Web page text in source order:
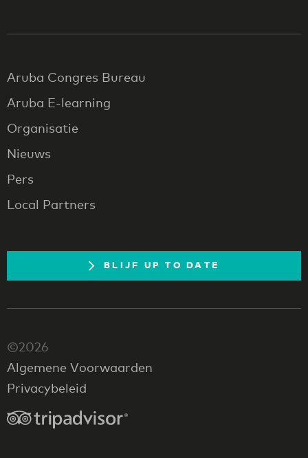
Aruba Congres Bureau
Aruba E-learning
Organisatie
Nieuws
Pers
Local Partners
BLIJF UP TO DATE
©2026
Algemene Voorwaarden
Privacybeleid